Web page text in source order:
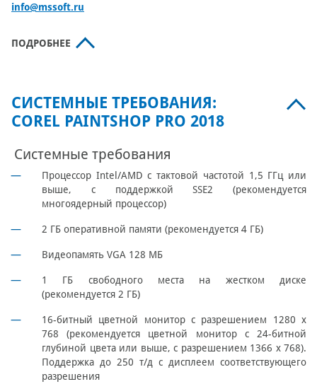
info@mssoft.ru
ПОДРОБНЕЕ
СИСТЕМНЫЕ ТРЕБОВАНИЯ:
COREL PAINTSHOP PRO 2018
Системные требования
Процессор Intel/AMD с тактовой частотой 1,5 ГГц или
выше, с поддержкой SSE2 (рекомендуется
многоядерный процессор)
2 ГБ оперативной памяти (рекомендуется 4 ГБ)
Видеопамять VGA 128 МБ
1 ГБ свободного места на жестком диске
(рекомендуется 2 ГБ)
16-битный цветной монитор с разрешением 1280 х
768 (рекомендуется цветной монитор с 24-битной
глубиной цвета или выше, с разрешением 1366 х 768).
Поддержка до 250 т/д с дисплеем соответствующего
разрешения